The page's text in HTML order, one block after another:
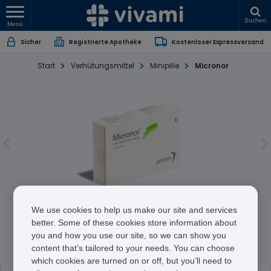
Menü
Suchen
Sicher Registrierte Apotheke Kostenloser Expressversand
Start Verhütungsmittel Minipille Micronor
Micronor
Norethisterone
We use cookies to help us make our site and services
better. Some of these cookies store information about
you and how you use our site, so we can show you
content that’s tailored to your needs. You can choose
which cookies are turned on or off, but you’ll need to